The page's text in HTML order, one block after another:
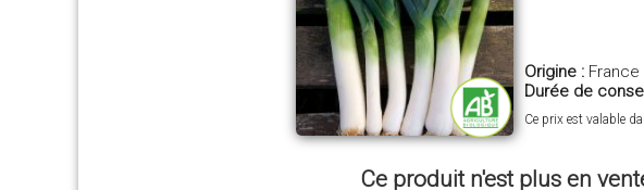
Origine : France
Durée de
Ce prix est valable
Ce produit n'est plus en